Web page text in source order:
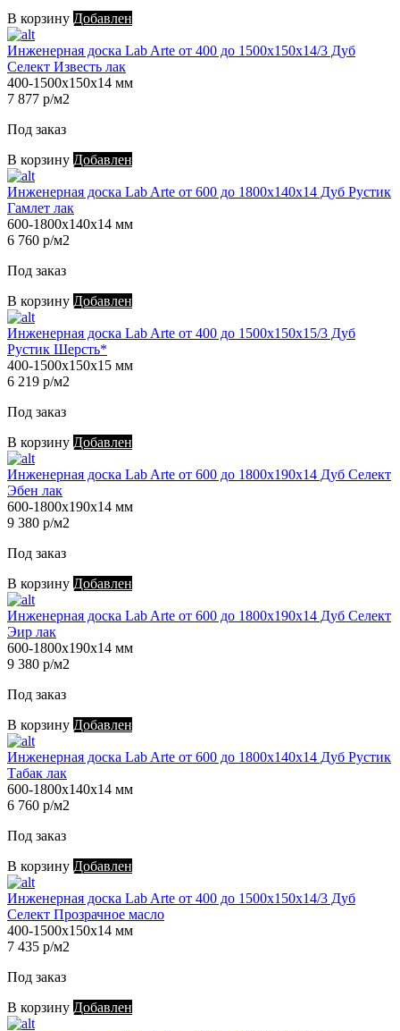
В корзину Добавлен
Инженерная доска Lab Arte от 400 до 1500х150х14/3 Дуб
Селект Известь лак
400-1500х150х14 мм
7 877 р/м2
Под заказ
В корзину Добавлен
Инженерная доска Lab Arte от 600 до 1800х140х14 Дуб Рустик
Гамлет лак
600-1800х140х14 мм
6 760 р/м2
Под заказ
В корзину Добавлен
Инженерная доска Lab Arte от 400 до 1500х150х15/3 Дуб
Рустик Шерсть*
400-1500х150х15 мм
6 219 р/м2
Под заказ
В корзину Добавлен
Инженерная доска Lab Arte от 600 до 1800х190х14 Дуб Селект
Эбен лак
600-1800х190х14 мм
9 380 р/м2
Под заказ
В корзину Добавлен
Инженерная доска Lab Arte от 600 до 1800х190х14 Дуб Селект
Эир лак
600-1800х190х14 мм
9 380 р/м2
Под заказ
В корзину Добавлен
Инженерная доска Lab Arte от 600 до 1800х140х14 Дуб Рустик
Табак лак
600-1800х140х14 мм
6 760 р/м2
Под заказ
В корзину Добавлен
Инженерная доска Lab Arte от 400 до 1500х150х14/3 Дуб
Селект Прозрачное масло
400-1500х150х14 мм
7 435 р/м2
Под заказ
В корзину Добавлен